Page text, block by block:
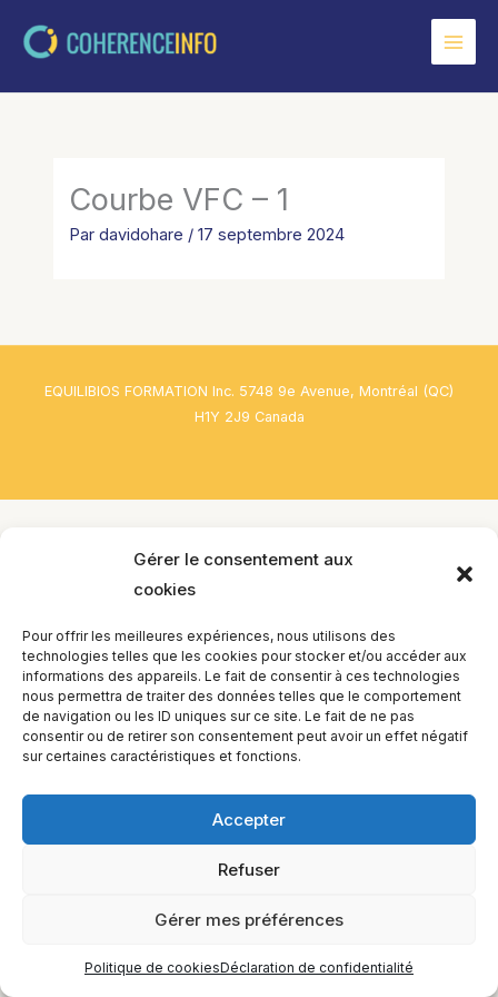
Gérer le consentement aux
cookies
Pour offrir les meilleures expériences, nous utilisons des
technologies telles que les cookies pour stocker et/ou accéder aux
informations des appareils. Le fait de consentir à ces technologies
nous permettra de traiter des données telles que le comportement
de navigation ou les ID uniques sur ce site. Le fait de ne pas
consentir ou de retirer son consentement peut avoir un effet négatif
sur certaines caractéristiques et fonctions.
Accepter
Refuser
Gérer mes préférences
Politique de cookiesDéclaration de confidentialité
Courbe VFC – 1
Pardavidohare /17 septembre 2024
EQUILIBIOS FORMATION Inc. 5748 9e Avenue, Montréal (QC)
H1Y 2J9 Canada